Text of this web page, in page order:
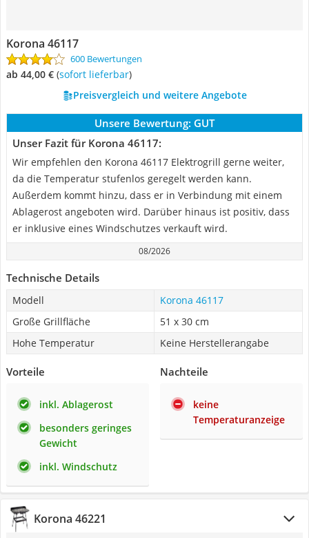
Korona 46117
600 Bewertungen
ab 44,00 € ( Sofort lieferbar)
Preisvergleich und weitere Angebote
Unsere Bewertung: GUT
Unser Fazit für Korona 46117:
Wir empfehlen den Korona 46117 Elektrogrill gerne weiter,
da die Temperatur stufenlos geregelt werden kann.
Außerdem kommt hinzu, dass er in Verbindung mit einem
Ablagerost angeboten wird. Darüber hinaus ist positiv, dass
er inklusive eines Windschutzes verkauft wird.
08/2026
Technische Details
Modell
Korona 46117
Große Grillfläche
51 x 30 cm
Hohe Temperatur
Keine Herstellerangabe
Vorteile
inkl. Ablagerost
besonders geringes
Gewicht
inkl. Windschutz
Nachteile
keine
Temperaturanzeige
Korona 46221